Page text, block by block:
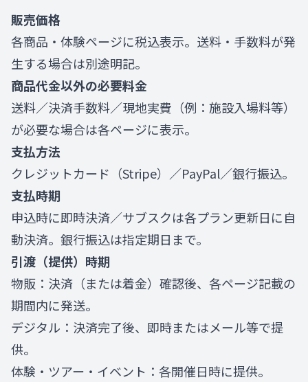
販売価格
各商品・体験ページに税込表示。送料・手数料が発
生する場合は別途明記。
商品代金以外の必要料金
送料／決済手数料／現地実費（例：施設入場料等）
が必要な場合は各ページに表示。
支払方法
クレジットカード（Stripe）／PayPal／銀行振込。
支払時期
申込時に即時決済／サブスクは各プラン更新日に自
動決済。銀行振込は指定期日まで。
引渡（提供）時期
物販：決済（または着金）確認後、各ページ記載の
期間内に発送。
デジタル：決済完了後、即時またはメール等で提
供。
体験・ツアー・イベント：各開催日時に提供。